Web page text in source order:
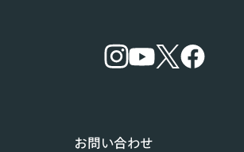
お問い合わせ